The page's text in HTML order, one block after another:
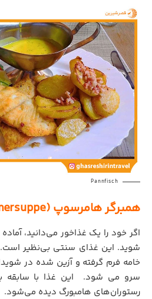
Pannfisch
همبرگر هامرسوپ (Hamburger Hummersuppe)
اگر خود را یک غذاخور می‌دانید،
شوید. این غذای سنتی بی‌نظیر
خامه فرم گرفته و آزین شده در
سرو می شود. این غذا با سابقه
رستوران‌های هامبورگ دیده می‌شود.